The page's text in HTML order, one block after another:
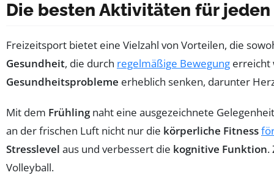
Die besten Aktivitäten für
Freizeitsport bietet eine Vielzahl von Vorteilen, die
Gesundheit, die durch regelmäßige Bewegung erreicht
Gesundheitsprobleme erheblich senken, darunter
Mit dem Frühlingnaht eine ausgezeichnete
an der frischen Luft nicht nur die körperliche Fitness
Stresslevel aus und verbessert die kognitive Funktion.
Volleyball.